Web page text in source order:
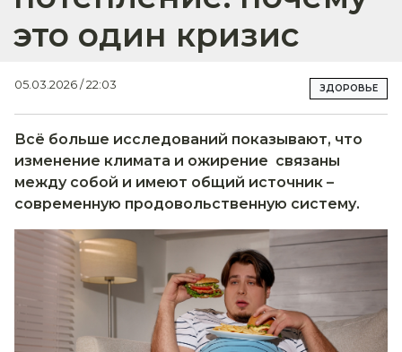
это один кризис
05.03.2026 / 22:03 ЗДОРОВЬЕ
Всё больше исследований показывают, что
изменение климата и ожирение связаны
между собой и имеют общий источник –
современную продовольственную систему.